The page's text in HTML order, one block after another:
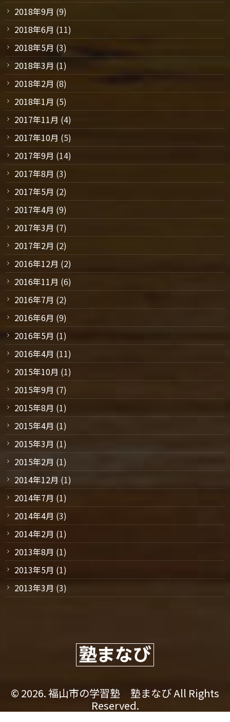
2018年9月 (9)
2018年6月 (11)
2018年5月 (3)
2018年3月 (1)
2018年2月 (8)
2018年1月 (5)
2017年11月 (4)
2017年10月 (5)
2017年9月 (14)
2017年8月 (3)
2017年5月 (2)
2017年4月 (9)
2017年3月 (7)
2017年2月 (2)
2016年12月 (2)
2016年11月 (6)
2016年7月 (2)
2016年6月 (9)
2016年5月 (1)
2016年4月 (11)
2015年10月 (1)
2015年9月 (7)
2015年8月 (1)
2015年4月 (1)
2015年3月 (1)
2015年2月 (1)
2014年12月 (1)
2014年7月 (1)
2014年4月 (3)
2014年2月 (1)
2013年8月 (1)
2013年5月 (1)
2013年3月 (3)
© 2026. 福山市の学習塾 塾まなび All Rights
Reserved.